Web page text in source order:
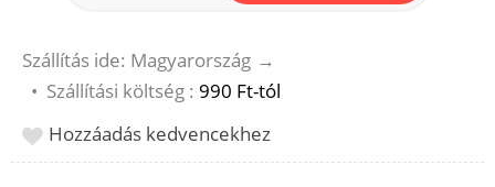
Szállítás ide: Magyarország →
• Szállítási költség : 990 Ft-tól
Hozzáadás kedvencekhez